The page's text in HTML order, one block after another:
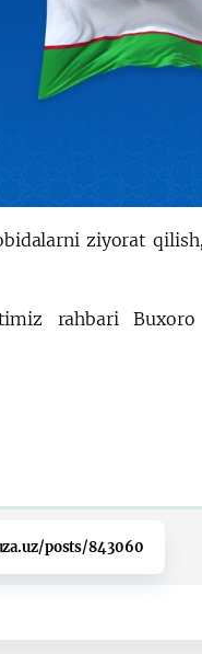
ziyorat
rahbari
posts/843060